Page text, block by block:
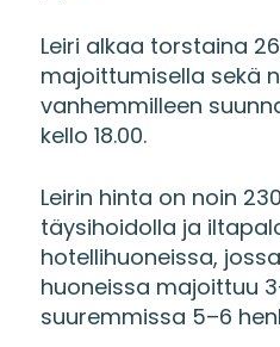
Leiri alkaa torstaina
majoittumisella sekä
vanhemmilleen
kello 18.00.
Leirin hinta on noin
täysihoidolla ja
hotellihuoneissa,
huoneissa majoittuu
suuremmissa 5–6